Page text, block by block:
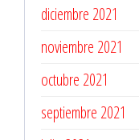
diciembre 2021
noviembre 2021
octubre 2021
septiembre 2021